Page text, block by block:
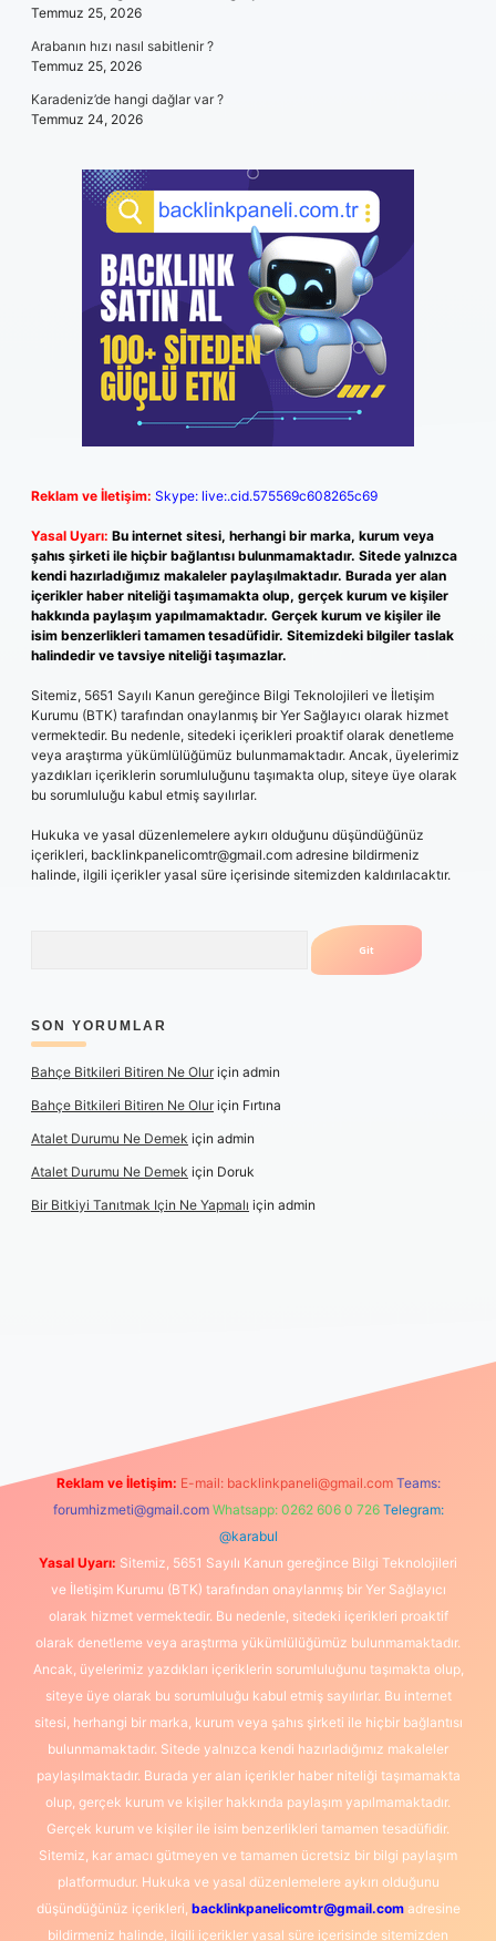
Temmuz 25, 2026
Arabanın hızı nasıl sabitlenir ?
Temmuz 25, 2026
Karadeniz’de hangi dağlar var ?
Temmuz 24, 2026
Reklam ve İletişim: Skype: live:.cid.575569c608265c69
Yasal Uyarı: Bu internet sitesi, herhangi bir marka, kurum veya
şahıs şirketi ile hiçbir bağlantısı bulunmamaktadır. Sitede yalnızca
kendi hazırladığımız makaleler paylaşılmaktadır. Burada yer alan
içerikler haber niteliği taşımamakta olup, gerçek kurum ve kişiler
hakkında paylaşım yapılmamaktadır. Gerçek kurum ve kişiler ile
isim benzerlikleri tamamen tesadüfidir. Sitemizdeki bilgiler taslak
halindedir ve tavsiye niteliği taşımazlar.
Sitemiz, 5651 Sayılı Kanun gereğince Bilgi Teknolojileri ve İletişim
Kurumu (BTK) tarafından onaylanmış bir Yer Sağlayıcı olarak hizmet
vermektedir. Bu nedenle, sitedeki içerikleri proaktif olarak denetleme
veya araştırma yükümlülüğümüz bulunmamaktadır. Ancak, üyelerimiz
yazdıkları içeriklerin sorumluluğunu taşımakta olup, siteye üye olarak
bu sorumluluğu kabul etmiş sayılırlar.
Hukuka ve yasal düzenlemelere aykırı olduğunu düşündüğünüz
içerikleri, backlinkpanelicomtr@gmail.com adresine bildirmeniz
halinde, ilgili içerikler yasal süre içerisinde sitemizden kaldırılacaktır.
SON YORUMLAR
Bahçe Bitkileri Bitiren Ne Oluriçin admin
Bahçe Bitkileri Bitiren Ne Oluriçin Fırtına
Atalet Durumu Ne Demek için admin
Atalet Durumu Ne Demek için Doruk
Bir Bitkiyi Tanıtmak Için Ne Yapmalı için admin
Reklam ve İletişim: E-mail: backlinkpaneli@gmail.com Teams:
forumhizmeti@gmail.com Whatsapp: 0262 606 0 726 Telegram:
@karabul
Yasal Uyarı: Sitemiz, 5651 Sayılı Kanun gereğince Bilgi Teknolojileri
ve İletişim Kurumu (BTK) tarafından onaylanmış bir Yer Sağlayıcı
olarak hizmet vermektedir. Bu nedenle, sitedeki içerikleri proaktif
olarak denetleme veya araştırma yükümlülüğümüz bulunmamaktadır.
Ancak, üyelerimiz yazdıkları içeriklerin sorumluluğunu taşımakta olup,
siteye üye olarak bu sorumluluğu kabul etmiş sayılırlar. Bu internet
sitesi, herhangi bir marka, kurum veya şahıs şirketi ile hiçbir bağlantısı
bulunmamaktadır. Sitede yalnızca kendi hazırladığımız makaleler
paylaşılmaktadır. Burada yer alan içerikler haber niteliği taşımamakta
olup, gerçek kurum ve kişiler hakkında paylaşım yapılmamaktadır.
Gerçek kurum ve kişiler ile isim benzerlikleri tamamen tesadüfidir.
Sitemiz, kar amacı gütmeyen ve tamamen ücretsiz bir bilgi paylaşım
platformudur. Hukuka ve yasal düzenlemelere aykırı olduğunu
düşündüğünüz içerikleri, backlinkpanelicomtr@gmail.comadresine
bildirmeniz halinde, ilgili içerikler yasal süre içerisinde sitemizden